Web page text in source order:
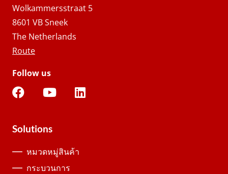
Wolkammersstraat 5
8601 VB Sneek
The Netherlands
Route
Follow us
Solutions
หมวดหมู่สินค้า
กระบวนการ